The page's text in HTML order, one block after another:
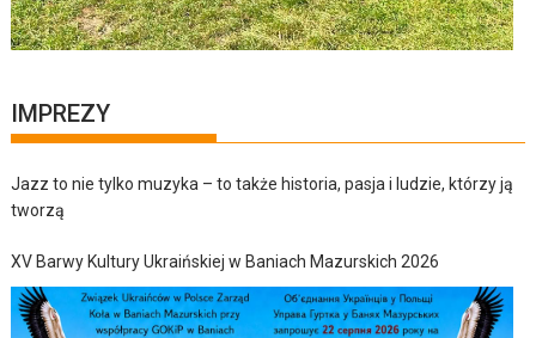
IMPREZY
Jazz to nie tylko muzyka – to także historia, pasja i ludzie, którzy ją
tworzą
XV Barwy Kultury Ukraińskiej w Baniach Mazurskich 2026